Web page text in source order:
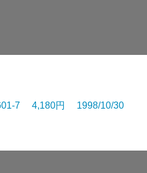
7 4,180円 1998/10/30